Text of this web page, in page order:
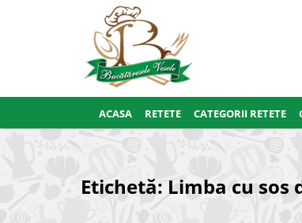
ACASA RETETE CATEGORII RETETE
Etichetă: Limba cu sos